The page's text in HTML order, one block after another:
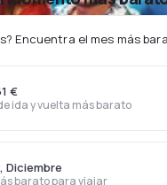
Encuentra el mes más
ida y vuelta más barato
€
barato para viajar
Diciembre